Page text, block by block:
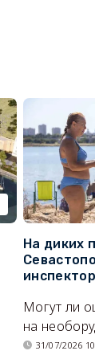
На диких
Могут ли
на
31/07/2026